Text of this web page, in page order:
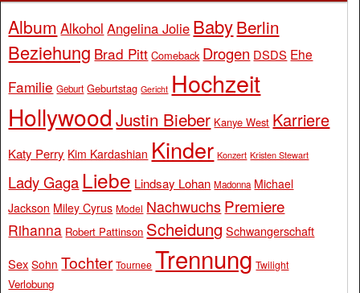
Album Alkohol Angelina Jolie BabyBerlin
Beziehung Brad Pitt Comeback Drogen DSDS Ehe
Familie Geburt Geburtstag Gericht Hochzeit
Hollywood Justin Bieber Kanye West Karriere
Katy Perry Kim Kardashian Kinder Konzert Kristen Stewart
Lady Gaga Liebe Lindsay Lohan Madonna Michael
Jackson Miley Cyrus Model Nachwuchs Premiere
Rihanna Robert Pattinson Scheidung Schwangerschaft
Sex Sohn Tochter Tournee Trennung Twilight
Verlobung